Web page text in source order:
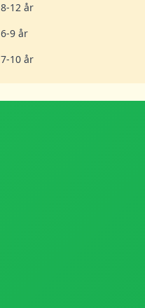
8-12 år
6-9 år
7-10 år